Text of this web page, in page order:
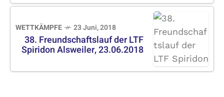
WETTKÄMPFE 23 Juni, 2018
38. Freundschaftslauf der LTF
Spiridon Alsweiler, 23.06.2018